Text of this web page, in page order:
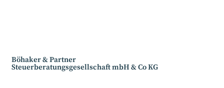
Böhaker & Partner
Steuerberatungsgesellschaft mbH & Co KG